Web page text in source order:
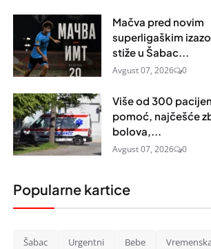
Mačva pred novim
superligaškim
stiže u Šabac...
Avgust 07, 2026 0
Više od 300
pomoć, najčešće
bolova,...
Avgust 07, 2026 0
Popularne kartice
Šabac Urgentni Bebe